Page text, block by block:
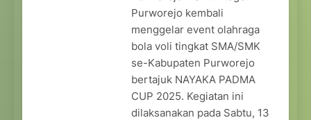
Purworejo kembali
menggelar event olahraga
bola voli tingkat SMA/SMK
se-Kabupaten Purworejo
bertajuk NAYAKA PADMA
CUP 2025. Kegiatan ini
dilaksanakan pada Sabtu, 13